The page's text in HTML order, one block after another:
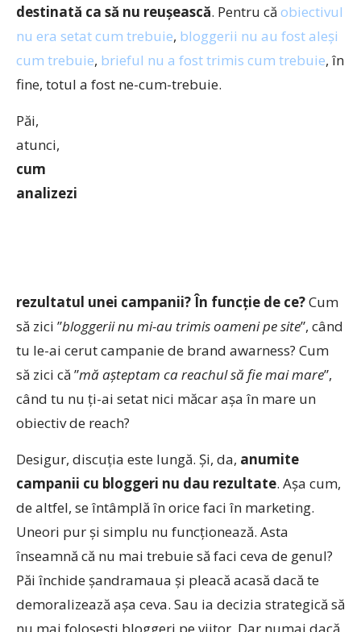
destinată ca să nu reușească. Pentru că obiectivul
nu era setat cum trebuie, bloggerii nu au fost aleși
cum trebuie, brieful nu a fost trimis cum trebuie, în
fine, totul a fost ne-cum-trebuie.
Păi,
atunci,
cum
analizezi
rezultatul unei campanii? În funcție de ce?Cum
să zici ”bloggerii nu mi-au trimis oameni pe site”, când
tu le-ai cerut campanie de brand awarness? Cum
să zici că ”mă așteptam ca reachul să fie mai mare”,
când tu nu ți-ai setat nici măcar așa în mare un
obiectiv de reach?
Desigur, discuția este lungă. Și, da, anumite
campanii cu bloggeri nu dau rezultate. Așa cum,
de altfel, se întâmplă în orice faci în marketing.
Uneori pur și simplu nu funcționează. Asta
înseamnă că nu mai trebuie să faci ceva de genul?
Păi închide șandramaua și pleacă acasă dacă te
demoralizează așa ceva. Sau ia decizia strategică să